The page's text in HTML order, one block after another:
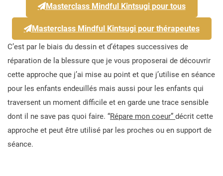
Masterclass Mindful Kintsugi pour tous
Masterclass Mindful Kintsugi pour thérapeutes
C’est par le biais du dessin et d’étapes successives de
réparation de la blessure que je vous proposerai de découvrir
cette approche que j’ai mise au point et que j’utilise en séance
pour les enfants endeuillés mais aussi pour les enfants qui
traversent un moment difficile et en garde une trace sensible
dont il ne save pas quoi faire. “Répare mon coeur” décrit cette
approche et peut être utilisé par les proches ou en support de
séance.